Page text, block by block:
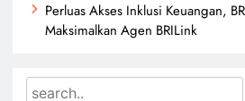
Perluas Akses Inklusi Keuangan,
Maksimalkan Agen BRILink
Search